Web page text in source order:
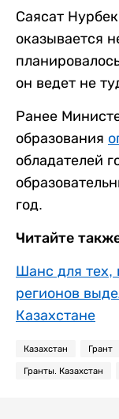
Саясат
оказывается
он ведет не
Ранее
образования
обладателей
год.
Читайте
Шанс для тех,
регионов
Казахстане
Казахстан Грант
Гранты. Казахстан